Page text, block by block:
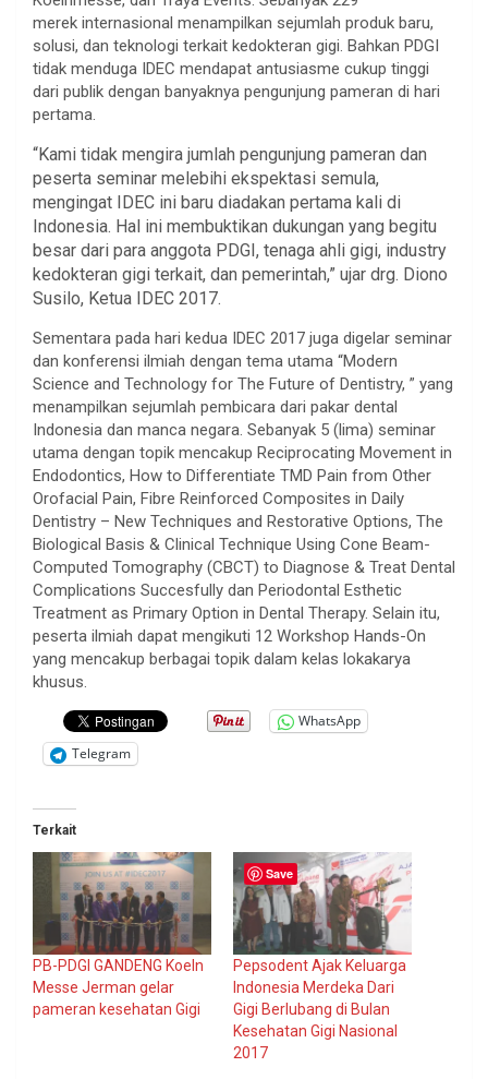
merek internasional menampilkan sejumlah produk baru,
solusi, dan teknologi terkait kedokteran gigi. Bahkan PDGI
tidak menduga IDEC mendapat antusiasme cukup tinggi
dari publik dengan banyaknya pengunjung pameran di hari
pertama.
“Kami tidak mengira jumlah pengunjung pameran dan
peserta seminar melebihi ekspektasi semula,
mengingat IDEC ini baru diadakan pertama kali di
Indonesia. Hal ini membuktikan dukungan yang begitu
besar dari para anggota PDGI, tenaga ahli gigi, industry
kedokteran gigi terkait, dan pemerintah,” ujar drg. Diono
Susilo, Ketua IDEC 2017.
Sementara pada hari kedua IDEC 2017 juga digelar seminar
dan konferensi ilmiah dengan tema utama “Modern
Science and Technology for The Future of Dentistry, ” yang
menampilkan sejumlah pembicara dari pakar dental
Indonesia dan manca negara. Sebanyak 5 (lima) seminar
utama dengan topik mencakup Reciprocating Movement in
Endodontics, How to Differentiate TMD Pain from Other
Orofacial Pain, Fibre Reinforced Composites in Daily
Dentistry – New Techniques and Restorative Options, The
Biological Basis & Clinical Technique Using Cone Beam-
Computed Tomography (CBCT) to Diagnose & Treat Dental
Complications Succesfully dan Periodontal Esthetic
Treatment as Primary Option in Dental Therapy. Selain itu,
peserta ilmiah dapat mengikuti 12 Workshop Hands-On
yang mencakup berbagai topik dalam kelas lokakarya
khusus.
WhatsApp
Telegram
Terkait
PB-PDGI GANDENG Koeln
Messe Jerman gelar
pameran kesehatan Gigi
Pepsodent Ajak Keluarga
Indonesia Merdeka Dari
Gigi Berlubang di Bulan
Kesehatan Gigi Nasional
2017
Save